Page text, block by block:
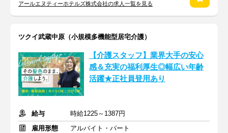
アールエヌティーホテルズ株式会社の求人一覧を見る
ツクイ武蔵中原（小規模多機能型居宅介護）
【介護スタッフ】業界大手の安心
感＆充実の福利厚生◎幅広い年齢
活躍★正社員登用あり
給与
時給1225～1387円
雇用形態
アルバイト・パート